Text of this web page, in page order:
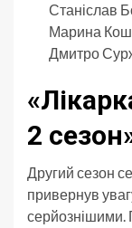
Станіслав
Марина
Дмитро
2
Другий сезон
привернув
серйознішими.